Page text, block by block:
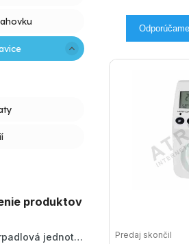
produktov
Solárna čerpadlová jednotka ZP2-12 ECO
Odporúčame
Predaj skončil